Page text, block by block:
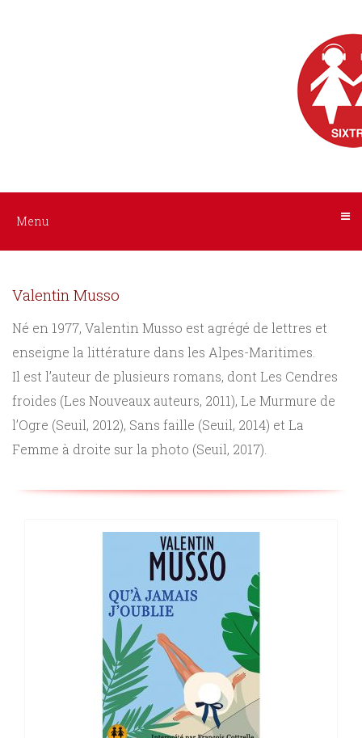
Menu
NOS
livres
Littérature
/
Suspense
Histoire
humaines
A
PARAÎTRE
CONTACT
Valentin Musso
Né en 1977, Valentin Musso est agrégé de lettres et
enseigne la littérature dans les Alpes-Maritimes.
Il est l’auteur de plusieurs romans, dont Les Cendres
froides (Les Nouveaux auteurs, 2011), Le Murmure de
l’Ogre (Seuil, 2012), Sans faille (Seuil, 2014) et La
Femme à droite sur la photo (Seuil, 2017).